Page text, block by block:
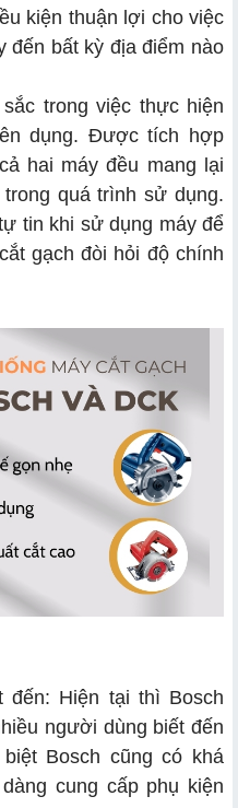
kiện thuận lợi cho việc
đến bất kỳ địa điểm nào
trong việc thực hiện
dụng. Được tích hợp
hai máy đều mang lại
quá trình sử dụng.
tin khi sử dụng máy để
gạch đòi hỏi độ chính
Hiện tại thì Bosch
người dùng biết đến
Bosch cũng có khá
cung cấp phụ kiện